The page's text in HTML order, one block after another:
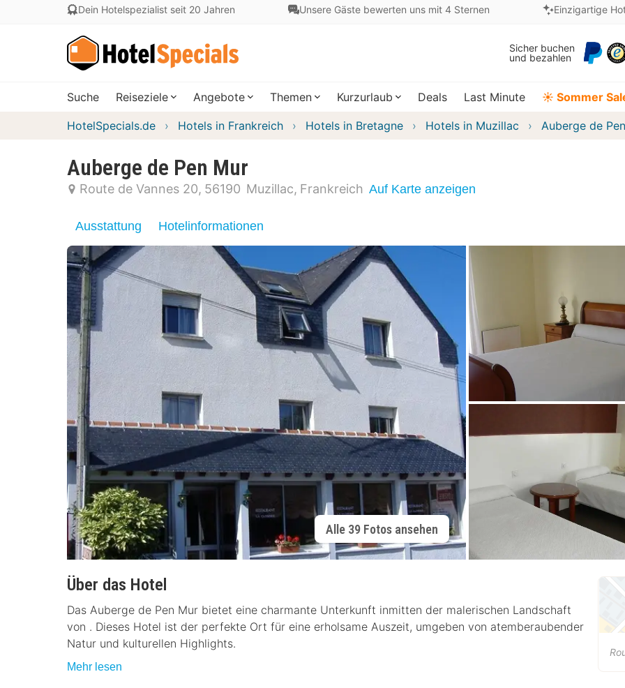
Dein Hotelspezialist seit 20 Jahren Unsere Gäste bewerten uns mit 4 Sternen Einzigartige
Sicher buchen
und bezahlen
Suche Reiseziele Angebote Themen Kurzurlaub Deals Last Minute ☀️ Sommer
HotelSpecials.de Hotels in Frankreich Hotels in Bretagne Hotels in Muzillac Auberge de
Auberge de Pen Mur
Route de Vannes 20 56190 Muzillac Frankreich Auf Karte anzeigen
Ausstattung Hotelinformationen
Alle 39 Fotos ansehen
Über das Hotel
Das Auberge de Pen Mur bietet eine charmante Unterkunft inmitten der malerischen Landschaft
von . Dieses Hotel ist der perfekte Ort für eine erholsame Auszeit, umgeben von atemberaubender
Natur und kulturellen Highlights.
Mehr lesen